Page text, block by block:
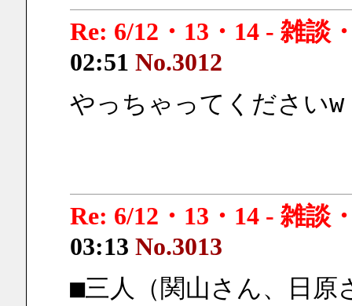
Re: 6/12・13・14 - 雑談
02:51 No.3012
やっちゃってくださいw
Re: 6/12・13・14 - 雑談
03:13 No.3013
■三人（関山さん、日原